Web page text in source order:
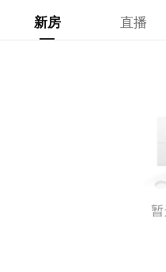
新房 直播